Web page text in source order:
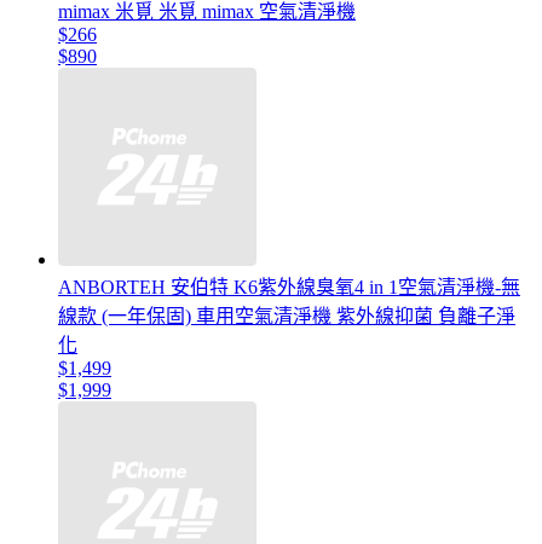
mimax 米覓 米覓 mimax 空氣清淨機
$266
$890
ANBORTEH 安伯特 K6紫外線臭氧4 in 1空氣清淨機-無
線款 (一年保固) 車用空氣清淨機 紫外線抑菌 負離子淨
化
$1,499
$1,999